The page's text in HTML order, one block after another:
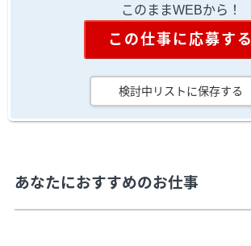
このままWEBから！
この仕事に応募する
検討中リストに保存する
あなたにおすすめのお仕事